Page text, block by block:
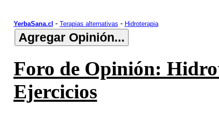
YerbaSana.cl - Terapias alternativas - Hidroterapia
Foro de Opinión:
Ejercicios